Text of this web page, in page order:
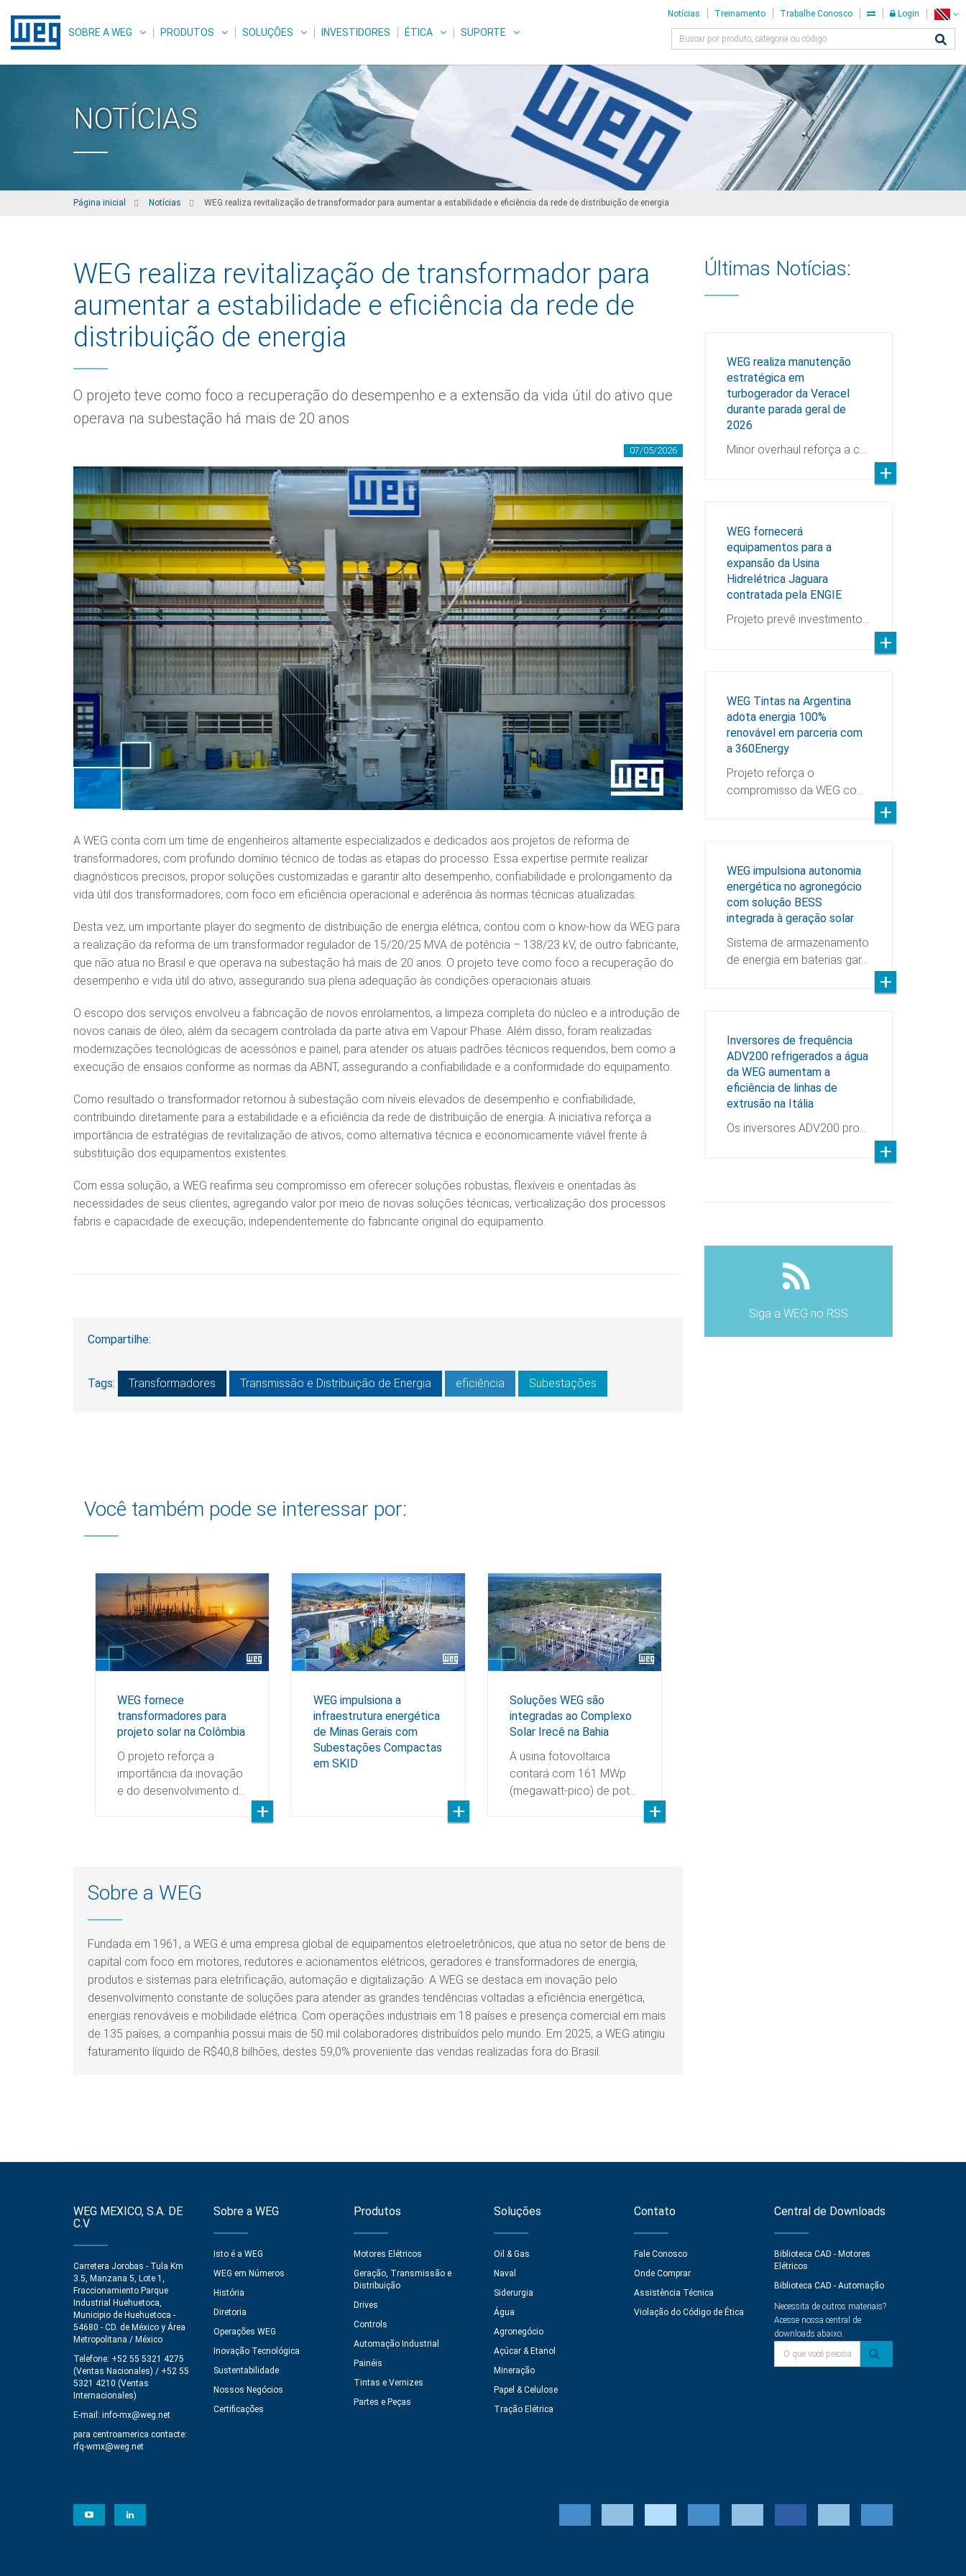
SOBRE A WEG PRODUTOS SOLUÇÕES INVESTIDORES ÉTICA SUPORTE
Notícias Treinamento Trabalhe Conosco Login
NOTÍCIAS
Página inicial Notícias WEG realiza revitalização de transformador para aumentar a estabilidade e eficiência da rede de distribuição de energia
WEG realiza revitalização de transformador para
aumentar a estabilidade e eficiência da rede de
distribuição de energia
O projeto teve como foco a recuperação do desempenho e a extensão da vida útil do ativo que
operava na subestação há mais de 20 anos
07/05/2026
A WEG conta com um time de engenheiros altamente especializados e dedicados aos projetos de reforma de
transformadores, com profundo domínio técnico de todas as etapas do processo. Essa expertise permite realizar
diagnósticos precisos, propor soluções customizadas e garantir alto desempenho, confiabilidade e prolongamento da
vida útil dos transformadores, com foco em eficiência operacional e aderência às normas técnicas atualizadas.
Desta vez, um importante player do segmento de distribuição de energia elétrica, contou com o know-how da WEG para
a realização da reforma de um transformador regulador de 15/20/25 MVA de potência – 138/23 kV, de outro fabricante,
que não atua no Brasil e que operava na subestação há mais de 20 anos. O projeto teve como foco a recuperação do
desempenho e vida útil do ativo, assegurando sua plena adequação às condições operacionais atuais.
O escopo dos serviços envolveu a fabricação de novos enrolamentos, a limpeza completa do núcleo e a introdução de
novos canais de óleo, além da secagem controlada da parte ativa em Vapour Phase. Além disso, foram realizadas
modernizações tecnológicas de acessórios e painel, para atender os atuais padrões técnicos requeridos, bem como a
execução de ensaios conforme as normas da ABNT, assegurando a confiabilidade e a conformidade do equipamento.
Como resultado o transformador retornou à subestação com níveis elevados de desempenho e confiabilidade,
contribuindo diretamente para a estabilidade e a eficiência da rede de distribuição de energia. A iniciativa reforça a
importância de estratégias de revitalização de ativos, como alternativa técnica e economicamente viável frente à
substituição dos equipamentos existentes.
Com essa solução, a WEG reafirma seu compromisso em oferecer soluções robustas, flexíveis e orientadas às
necessidades de seus clientes, agregando valor por meio de novas soluções técnicas, verticalização dos processos
fabris e capacidade de execução, independentemente do fabricante original do equipamento.
Compartilhe:
Tags: Transformadores Transmissão e Distribuição de Energia eficiência Subestações
Você também pode se interessar por:
WEG fornece
transformadores para
projeto solar na Colômbia
O projeto reforça a
importância da inovação
e do desenvolvimento d…
WEG impulsiona a
infraestrutura energética
de Minas Gerais com
Subestações Compactas
em SKID
Soluções WEG são
integradas ao Complexo
Solar Irecê na Bahia
A usina fotovoltaica
contará com 161 MWp
(megawatt-pico) de pot…
Sobre a WEG
Fundada em 1961, a WEG é uma empresa global de equipamentos eletroeletrônicos, que atua no setor de bens de
capital com foco em motores, redutores e acionamentos elétricos, geradores e transformadores de energia,
produtos e sistemas para eletrificação, automação e digitalização. A WEG se destaca em inovação pelo
desenvolvimento constante de soluções para atender as grandes tendências voltadas a eficiência energética,
energias renováveis e mobilidade elétrica. Com operações industriais em 18 países e presença comercial em mais
de 135 países, a companhia possui mais de 50 mil colaboradores distribuídos pelo mundo. Em 2025, a WEG atingiu
faturamento líquido de R$40,8 bilhões, destes 59,0% proveniente das vendas realizadas fora do Brasil.
Últimas Notícias:
WEG realiza manutenção
estratégica em
turbogerador da Veracel
durante parada geral de
2026
Minor overhaul reforça a c…
WEG fornecerá
equipamentos para a
expansão da Usina
Hidrelétrica Jaguara
contratada pela ENGIE
Projeto prevê investimento…
WEG Tintas na Argentina
adota energia 100%
renovável em parceria com
a 360Energy
Projeto reforça o
compromisso da WEG co…
WEG impulsiona autonomia
energética no agronegócio
com solução BESS
integrada à geração solar
Sistema de armazenamento
de energia em baterias gar…
Inversores de frequência
ADV200 refrigerados a água
da WEG aumentam a
eficiência de linhas de
extrusão na Itália
Os inversores ADV200 pro…
Siga a WEG no RSS
WEG MEXICO, S.A. DE
C.V
Carretera Jorobas - Tula Km
3.5, Manzana 5, Lote 1,
Fraccionamiento Parque
Industrial Huehuetoca,
Municipio de Huehuetoca -
54680 - CD. de México y Área
Metropolitana / México
Telefone: +52 55 5321 4275
(Ventas Nacionales) / +52 55
5321 4210 (Ventas
Internacionales)
E-mail: info-mx@weg.net
para centroamerica contacte:
rfq-wmx@weg.net
Sobre a WEG
Isto é a WEG
WEG em Números
História
Diretoria
Operações WEG
Inovação Tecnológica
Sustentabilidade
Nossos Negócios
Certificações
Produtos
Motores Elétricos
Geração, Transmissão e
Distribuição
Drives
Controls
Automação Industrial
Painéis
Tintas e Vernizes
Partes e Peças
Soluções
Oil & Gas
Naval
Siderurgia
Água
Agronegócio
Açúcar & Etanol
Mineração
Papel & Celulose
Tração Elétrica
Contato
Fale Conosco
Onde Comprar
Assistência Técnica
Violação do Código de Ética
Central de Downloads
Biblioteca CAD - Motores
Elétricos
Biblioteca CAD - Automação
Necessita de outros materiais?
Acesse nossa central de
downloads abaixo.